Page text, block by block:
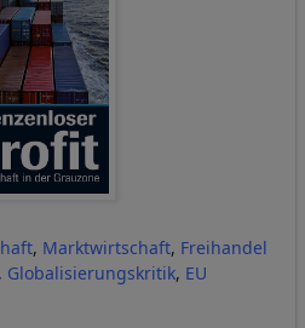
, Marktwirtschaft, Freihandel
, Globalisierungskritik, EU